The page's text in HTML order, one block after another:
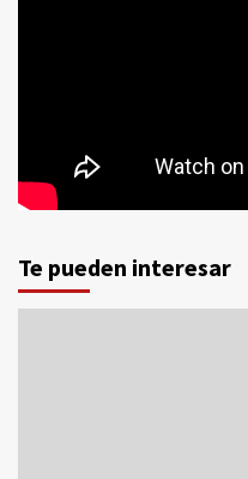
Te pueden interesar